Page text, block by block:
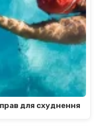
для схуднення